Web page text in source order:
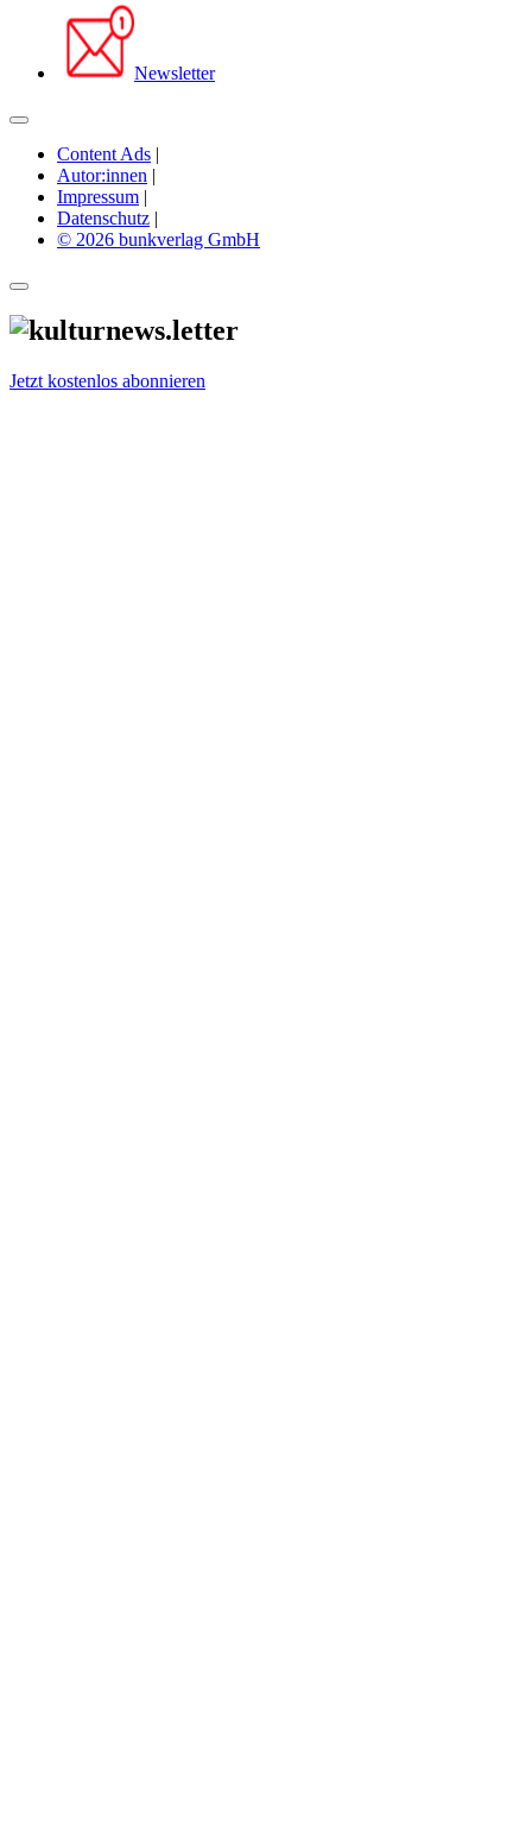
Newsletter
Content Ads |
Autor:innen |
Impressum |
Datenschutz |
© 2026 bunkverlag GmbH
Jetzt kostenlos abonnieren